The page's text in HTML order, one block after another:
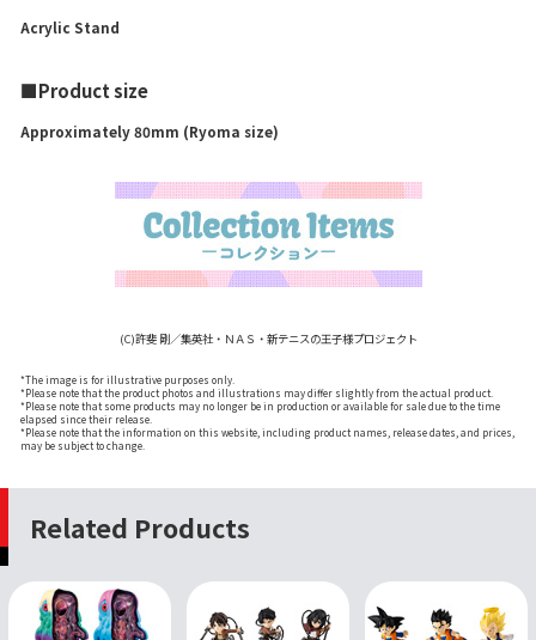
Acrylic Stand
■Product size
Approximately 80mm (Ryoma size)
(C)許斐 剛／集英社・ＮＡＳ・新テニスの王子様プロジェクト
*The image is for illustrative purposes only.
*Please note that the product photos and illustrations may differ slightly from the actual product.
*Please note that some products may no longer be in production or available for sale due to the time
elapsed since their release.
*Please note that the information on this website, including product names, release dates, and prices,
may be subject to change.
Related Products